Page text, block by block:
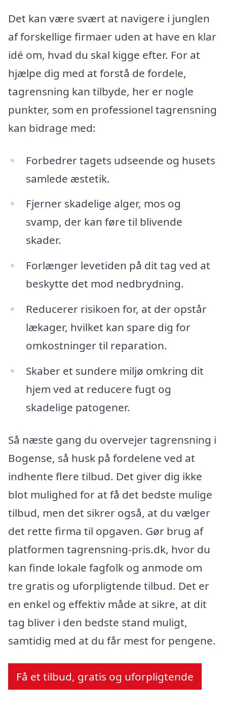
Det kan være svært at navigere i junglen
af forskellige firmaer uden at have en klar
idé om, hvad du skal kigge efter. For at
hjælpe dig med at forstå de fordele,
tagrensning kan tilbyde, her er nogle
punkter, som en professionel tagrensning
kan bidrage med:
Forbedrer tagets udseende og husets
samlede æstetik.
Fjerner skadelige alger, mos og
svamp, der kan føre til blivende
skader.
Forlænger levetiden på dit tag ved at
beskytte det mod nedbrydning.
Reducerer risikoen for, at der opstår
lækager, hvilket kan spare dig for
omkostninger til reparation.
Skaber et sundere miljø omkring dit
hjem ved at reducere fugt og
skadelige patogener.
Så næste gang du overvejer tagrensning i
Bogense, så husk på fordelene ved at
indhente flere tilbud. Det giver dig ikke
blot mulighed for at få det bedste mulige
tilbud, men det sikrer også, at du vælger
det rette firma til opgaven. Gør brug af
platformen tagrensning-pris.dk, hvor du
kan finde lokale fagfolk og anmode om
tre gratis og uforpligtende tilbud. Det er
en enkel og effektiv måde at sikre, at dit
tag bliver i den bedste stand muligt,
samtidig med at du får mest for pengene.
Få et tilbud, gratis og uforpligtende